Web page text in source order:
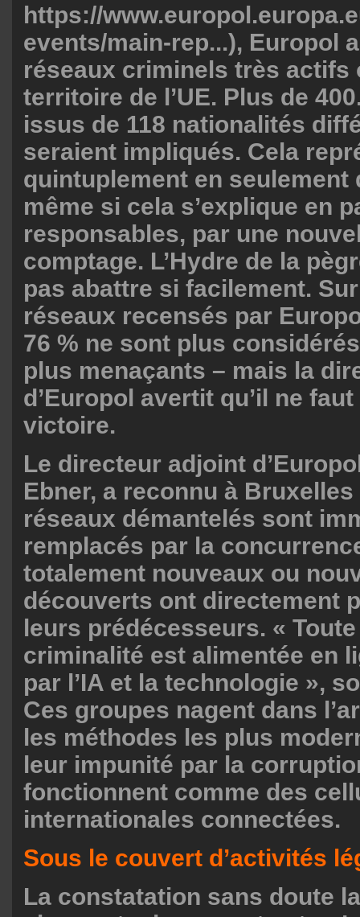
https://
events/main-rep...), Europol
réseaux criminels très actifs
territoire de l’UE. Plus de
issus de 118 nationalités
seraient impliqués. Cela
quintuplement en seulement
même si cela s’explique en
responsables, par une
comptage. L’Hydre de la
pas abattre si facilement.
réseaux recensés par
76 % ne sont plus
plus menaçants – mais la
d’Europol avertit qu’il ne
victoire.
Le directeur adjoint
Ebner, a reconnu à
réseaux démantelés sont
remplacés par la
totalement nouveaux ou
découverts ont directement
leurs prédécesseurs. «
criminalité est alimentée en
par l’IA et la technologie »,
Ces groupes nagent dans
les méthodes les plus
leur impunité par la
fonctionnent comme des
internationales connectées.
Sous le couvert d’activités
La constatation sans doute